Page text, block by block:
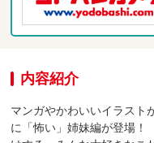
内容紹介
マンガやかわいいイラスト
に「怖い」姉妹編が登場